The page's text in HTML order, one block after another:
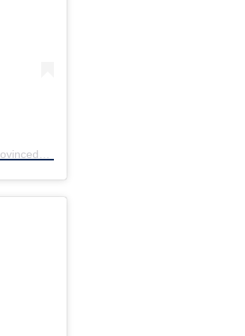
Une publication partagée par #PROVINCEDELIEGETOURISME (@provincedeliegetourisme)